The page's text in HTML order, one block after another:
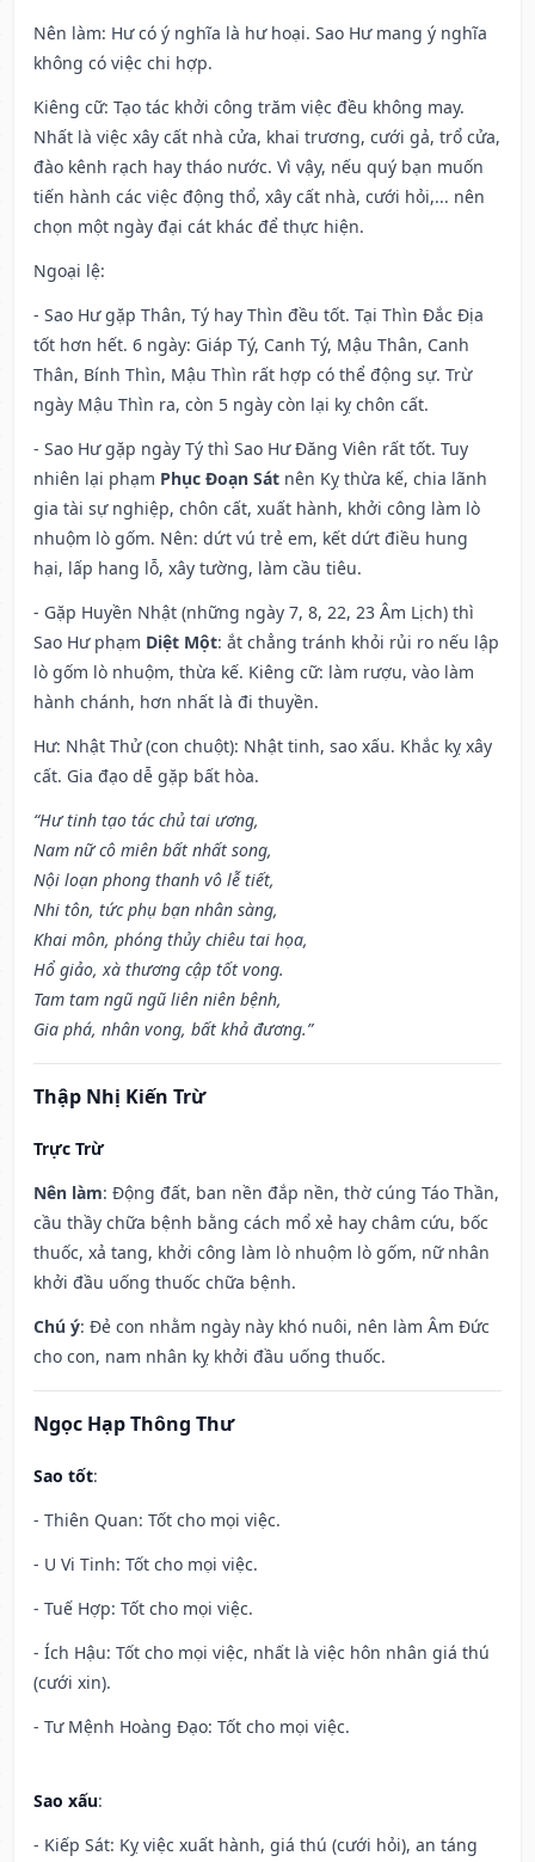
Nên làm: Hư có ý nghĩa là hư hoại. Sao Hư mang ý nghĩa
không có việc chi hợp.
Kiêng cữ: Tạo tác khởi công trăm việc đều không may.
Nhất là việc xây cất nhà cửa, khai trương, cưới gả, trổ cửa,
đào kênh rạch hay tháo nước. Vì vậy, nếu quý bạn muốn
tiến hành các việc động thổ, xây cất nhà, cưới hỏi,... nên
chọn một ngày đại cát khác để thực hiện.
Ngoại lệ:
- Sao Hư gặp Thân, Tý hay Thìn đều tốt. Tại Thìn Đắc Địa
tốt hơn hết. 6 ngày: Giáp Tý, Canh Tý, Mậu Thân, Canh
Thân, Bính Thìn, Mậu Thìn rất hợp có thể động sự. Trừ
ngày Mậu Thìn ra, còn 5 ngày còn lại kỵ chôn cất.
- Sao Hư gặp ngày Tý thì Sao Hư Đăng Viên rất tốt. Tuy
nhiên lại phạm Phục Đoạn Sát nên Kỵ thừa kế, chia lãnh
gia tài sự nghiệp, chôn cất, xuất hành, khởi công làm lò
nhuộm lò gốm. Nên: dứt vú trẻ em, kết dứt điều hung
hại, lấp hang lỗ, xây tường, làm cầu tiêu.
- Gặp Huyền Nhật (những ngày 7, 8, 22, 23 Âm Lịch) thì
Sao Hư phạm Diệt Một: ắt chẳng tránh khỏi rủi ro nếu lập
lò gốm lò nhuộm, thừa kế. Kiêng cữ: làm rượu, vào làm
hành chánh, hơn nhất là đi thuyền.
Hư: Nhật Thử (con chuột): Nhật tinh, sao xấu. Khắc kỵ xây
cất. Gia đạo dễ gặp bất hòa.
“Hư tinh tạo tác chủ tai ương,
Nam nữ cô miên bất nhất song,
Nội loạn phong thanh vô lễ tiết,
Nhi tôn, tức phụ bạn nhân sàng,
Khai môn, phóng thủy chiêu tai họa,
Hổ giảo, xà thương cập tốt vong.
Tam tam ngũ ngũ liên niên bệnh,
Gia phá, nhân vong, bất khả đương.”
Thập Nhị Kiến Trừ
Trực Trừ
Nên làm: Động đất, ban nền đắp nền, thờ cúng Táo Thần,
cầu thầy chữa bệnh bằng cách mổ xẻ hay châm cứu, bốc
thuốc, xả tang, khởi công làm lò nhuộm lò gốm, nữ nhân
khởi đầu uống thuốc chữa bệnh.
Chú ý: Đẻ con nhằm ngày này khó nuôi, nên làm Âm Đức
cho con, nam nhân kỵ khởi đầu uống thuốc.
Ngọc Hạp Thông Thư
Sao tốt:
- Thiên Quan: Tốt cho mọi việc.
- U Vi Tinh: Tốt cho mọi việc.
- Tuế Hợp: Tốt cho mọi việc.
- Ích Hậu: Tốt cho mọi việc, nhất là việc hôn nhân giá thú
(cưới xin).
- Tư Mệnh Hoàng Đạo: Tốt cho mọi việc.
Sao xấu:
- Kiếp Sát: Kỵ việc xuất hành, giá thú (cưới hỏi), an táng